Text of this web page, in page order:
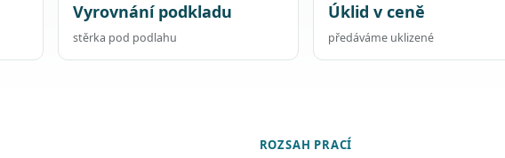
Vyrovnání podkladu
stěrka pod podlahu
Úklid v ceně
předáváme uklizené
ROZSAH PRACÍ